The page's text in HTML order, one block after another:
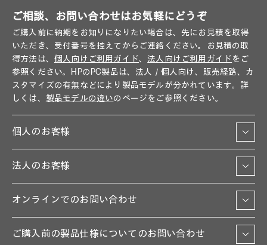
ご相談、お問い合わせはお気軽にどうぞ
ご購入前に納期をお知りになりたい場合は、先にお見積を取得
いただき、受付番号を控えてからご連絡ください。お見積の取
得方法は、 個人向けご利用ガイド、 法人向けご利用ガイドをご
参照ください。HPのPC製品は、法人／個人向け、販売経路、カ
スタマイズの有無などにより製品モデルが分かれています。詳
しくは、 製品モデルの違いのページをご参照ください。
個人のお客様
法人のお客様
オンラインでのお問い合わせ
ご購入前の製品仕様についてのお問い合わせ